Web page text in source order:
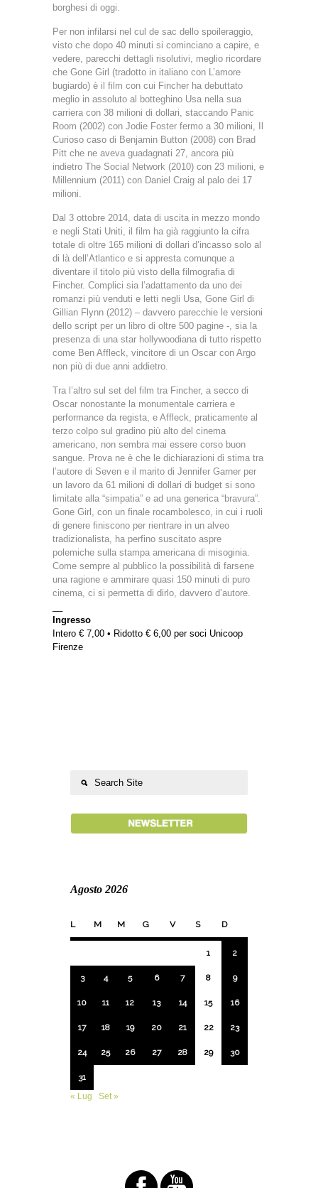
borghesi di oggi.
Per non infilarsi nel cul de sac dello spoileraggio,
visto che dopo 40 minuti si cominciano a capire, e
vedere, parecchi dettagli risolutivi, meglio ricordare
che Gone Girl (tradotto in italiano con L’amore
bugiardo) è il film con cui Fincher ha debuttato
meglio in assoluto al botteghino Usa nella sua
carriera con 38 milioni di dollari, staccando Panic
Room (2002) con Jodie Foster fermo a 30 milioni, Il
Curioso caso di Benjamin Button (2008) con Brad
Pitt che ne aveva guadagnati 27, ancora più
indietro The Social Network (2010) con 23 milioni, e
Millennium (2011) con Daniel Craig al palo dei 17
milioni.
Dal 3 ottobre 2014, data di uscita in mezzo mondo
e negli Stati Uniti, il film ha già raggiunto la cifra
totale di oltre 165 milioni di dollari d’incasso solo al
di là dell’Atlantico e si appresta comunque a
diventare il titolo più visto della filmografia di
Fincher. Complici sia l’adattamento da uno dei
romanzi più venduti e letti negli Usa, Gone Girl di
Gillian Flynn (2012) – davvero parecchie le versioni
dello script per un libro di oltre 500 pagine -, sia la
presenza di una star hollywoodiana di tutto rispetto
come Ben Affleck, vincitore di un Oscar con Argo
non più di due anni addietro.
Tra l’altro sul set del film tra Fincher, a secco di
Oscar nonostante la monumentale carriera e
performance da regista, e Affleck, praticamente al
terzo colpo sul gradino più alto del cinema
americano, non sembra mai essere corso buon
sangue. Prova ne è che le dichiarazioni di stima tra
l’autore di Seven e il marito di Jennifer Garner per
un lavoro da 61 milioni di dollari di budget si sono
limitate alla “simpatia” e ad una generica “bravura”.
Gone Girl, con un finale rocambolesco, in cui i ruoli
di genere finiscono per rientrare in un alveo
tradizionalista, ha perfino suscitato aspre
polemiche sulla stampa americana di misoginia.
Come sempre al pubblico la possibilità di farsene
una ragione e ammirare quasi 150 minuti di puro
cinema, ci si permetta di dirlo, davvero d’autore.
Ingresso
Intero € 7,00 • Ridotto € 6,00 per soci Unicoop
Firenze
Agosto 2026
L M M G V S D
1 2
3 4 5 6 7 8 9
10 11 12 13 14 15 16
17 18 19 20 21 22 23
24 25 26 27 28 29 30
31
« Lug
Set »